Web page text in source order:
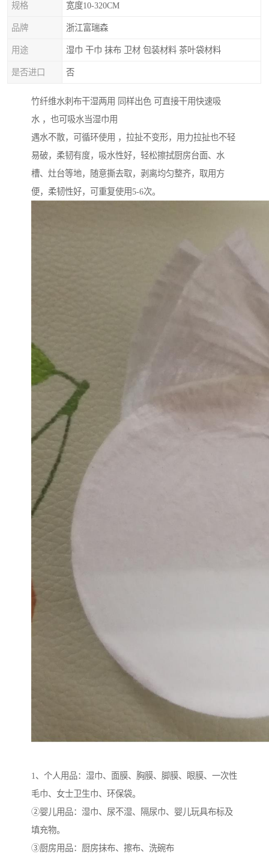
规格 宽度10-320CM
品牌 浙江富瑞森
用途 湿巾 干巾 抹布 卫材 包装材料 茶叶袋材料
是否进口 否
竹纤维水刺布干湿两用 同样出色 可直接干用快速吸
水 ，也可吸水当湿巾用
遇水不散，可循环使用 ，拉扯不变形，用力拉扯也不轻
易破，柔韧有度，吸水性好，轻松擦拭厨房台面、水
槽、灶台等地，随意撕去取，剥离均匀整齐，取用方
便，柔韧性好，可重复使用5-6次。
1、个人用品：湿巾、面膜、胸膜、脚膜、眼膜、一次性
毛巾、女士卫生巾、环保袋。
②婴儿用品：湿巾、尿不湿、隔尿巾、婴儿玩具布标及
填充物。
③厨房用品：厨房抹布、擦布、洗碗布